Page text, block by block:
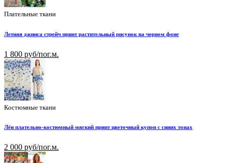
Плательные ткани
Летняя джинса стрейч принт растительный рисунок на черном фоне
1 800 руб/пог.м.
Костюмные ткани
Лён плательно-костюмный мягкий принт цветочный купон с синих тонах
2 000 руб/пог.м.